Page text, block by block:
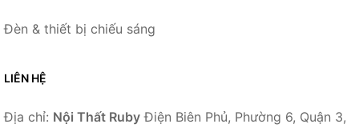
Đèn & thiết bị chiếu sáng
LIÊN HỆ
Địa chỉ: Nội Thất Ruby Điện Biên Phủ, Phường 6, Quận 3,